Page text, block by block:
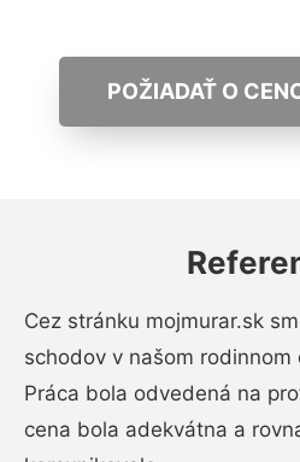
POŽIADAŤ O
Cez stránku mojmurar.sk
schodov v našom
Práca bola odvedená na
cena bola adekvátna a